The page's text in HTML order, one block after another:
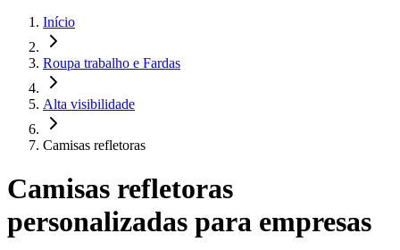
Início
Roupa trabalho e Fardas
Alta visibilidade
Camisas refletoras
Camisas refletoras
personalizadas para empresas